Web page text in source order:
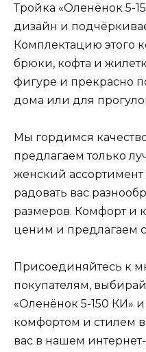
Тройка «Оленёнок 5-
дизайн и
Комплектацию этого
брюки, кофта и
фигуре и прекрасно
дома или для
Мы гордимся
предлагаем только
женский ассортимент
радовать вас
размеров. Комфорт и
ценим и предлагаем
Присоединяйтесь к
покупателям,
«Оленёнок 5-150 КИ»
комфортом и стилем
вас в нашем